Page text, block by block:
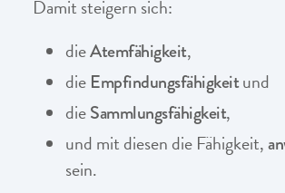
Damit steigern sich:
dieAtemfähigkeit,
die Empfindungsfähigkeitund
dieSammlungsfähigkeit,
und mit diesen die Fähigkeit,
sein.